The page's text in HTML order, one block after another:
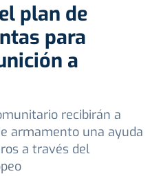
plan de
para
a
recibirán a
armamento una ayuda
a través del